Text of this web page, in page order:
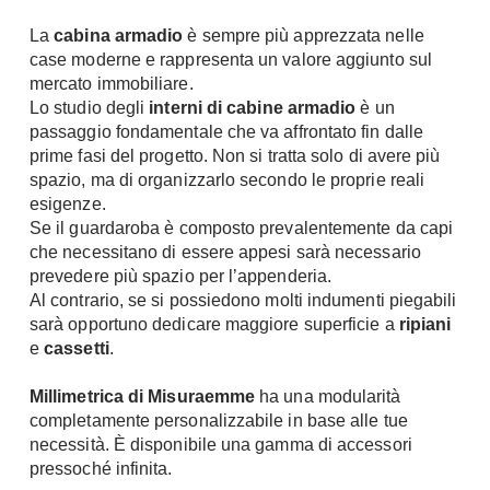
Pareti Attrezzate
Porta Tv
Contatti
Divani
Divani moderni
Divani classici
Poltrone
Poltroncine
Divanoletto
Chaise Longue
Divani in Pelle
Complementi
Pompe di calore
Ecologia
Geotermia
Case in Legno
Fotovoltaico
Energie Rinnovabili
Bioedilizia
Cura della casa
Pulizia
Lacabina armadio è sempre più apprezzata nelle
case moderne e rappresenta un valore aggiunto sul
mercato immobiliare.
Lo studio degli interni di cabine armadioè un
passaggio fondamentale che va affrontato fin dalle
prime fasi del progetto. Non si tratta solo di avere più
spazio, ma di organizzarlo secondo le proprie reali
esigenze.
Se il guardaroba è composto prevalentemente da capi
che necessitano di essere appesi sarà necessario
prevedere più spazio per l’appenderia.
Al contrario, se si possiedono molti indumenti piegabili
sarà opportuno dedicare maggiore superficie a ripiani
e cassetti.
Millimetrica di Misuraemme ha una modularità
completamente personalizzabile in base alle tue
necessità. È disponibile una gamma di accessori
pressoché infinita.